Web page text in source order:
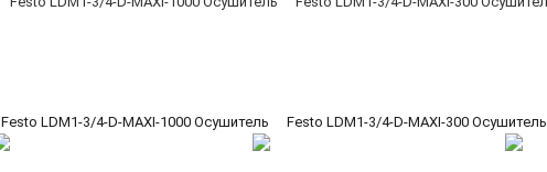
Festo LDM1-3/4-D-MAXI-1000 Осушитель Festo LDM1-3/4-D-MAXI-300 Осушитель